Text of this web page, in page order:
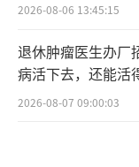
2026-08-06 13:45:15
退休肿瘤医生办厂
病活下去，还能活
2026-08-07 09:00:03